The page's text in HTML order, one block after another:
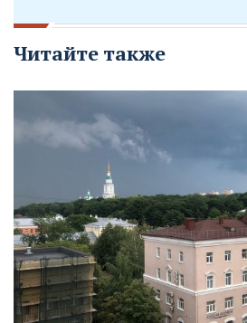
Читайте также